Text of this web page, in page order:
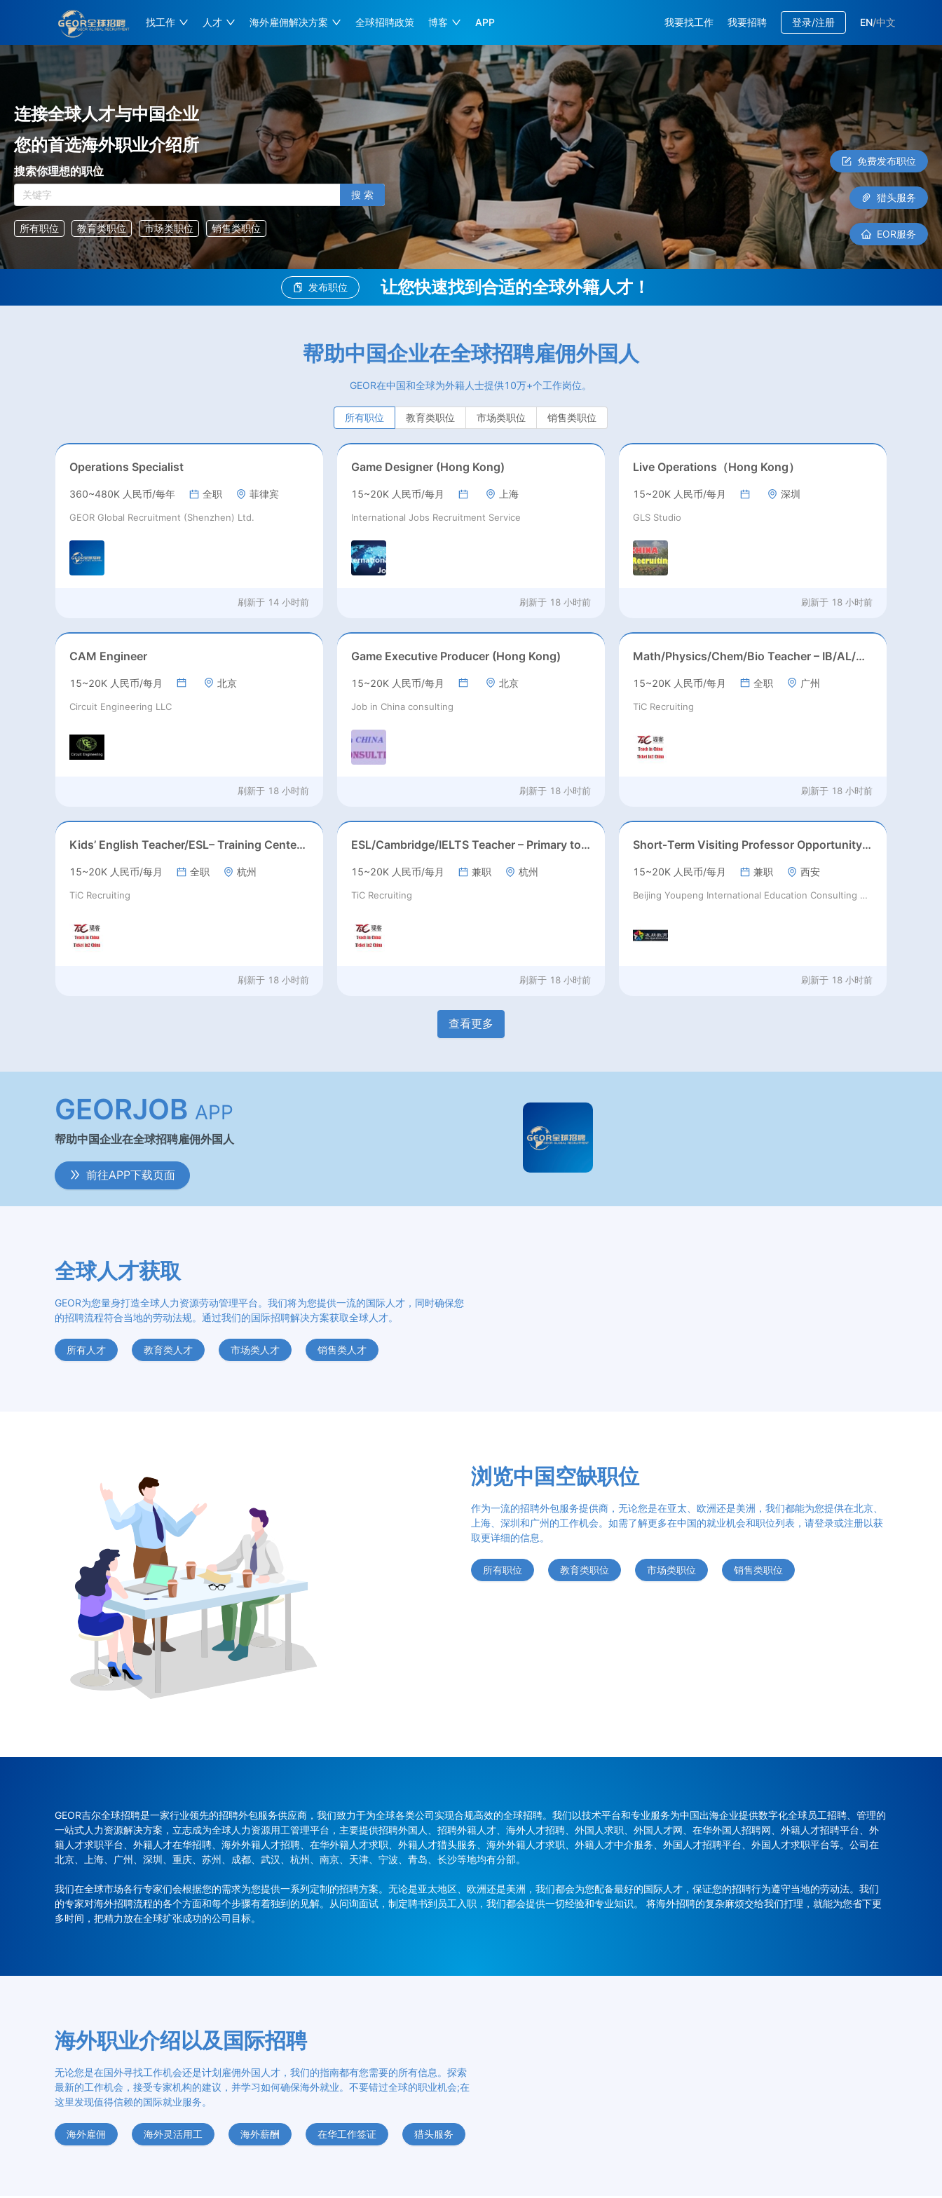
找工作 人才 海外雇佣解决方案 全球招聘政策 博客 APP 我要找工作 我要招聘 登录/注册 EN/中文
连接全球人才与中国企业
您的首选海外职业介绍所
搜索你理想的职位
搜 索
所有职位 教育类职位 市场类职位 销售类职位
免费发布职位
猎头服务
EOR服务
发布职位 让您快速找到合适的全球外籍人才！
帮助中国企业在全球招聘雇佣外国人
GEOR在中国和全球为外籍人士提供10万+个工作岗位。
所有职位 教育类职位 市场类职位 销售类职位
Operations Specialist
360~480K 人民币/每年 全职 菲律宾
GEOR Global Recruitment (Shenzhen) Ltd.
刷新于 14 小时前
Game Designer (Hong Kong)
15~20K 人民币/每月 上海
International Jobs Recruitment Service
刷新于 18 小时前
Live Operations（Hong Kong）
15~20K 人民币/每月 深圳
GLS Studio
刷新于 18 小时前
CAM Engineer
15~20K 人民币/每月 北京
Circuit Engineering LLC
刷新于 18 小时前
Game Executive Producer (Hong Kong)
15~20K 人民币/每月 北京
Job in China consulting
刷新于 18 小时前
Math/Physics/Chem/Bio Teacher – IB/AL/AP, Secondary
15~20K 人民币/每月 全职 广州
TiC Recruiting
刷新于 18 小时前
Kids’ English Teacher/ESL– Training Center, Ages 3-12
15~20K 人民币/每月 全职 杭州
TiC Recruiting
刷新于 18 小时前
ESL/Cambridge/IELTS Teacher – Primary to Secondary
15~20K 人民币/每月 兼职 杭州
TiC Recruiting
刷新于 18 小时前
Short‑Term Visiting Professor Opportunity (Autumn 2026)
15~20K 人民币/每月 兼职 西安
Beijing Youpeng International Education Consulting Co., Ltd
刷新于 18 小时前
查看更多
GEORJOB APP
帮助中国企业在全球招聘雇佣外国人
前往APP下载页面
全球人才获取
GEOR为您量身打造全球人力资源劳动管理平台。我们将为您提供一流的国际人才，同时确保您
的招聘流程符合当地的劳动法规。通过我们的国际招聘解决方案获取全球人才。
所有人才 教育类人才 市场类人才 销售类人才
浏览中国空缺职位
作为一流的招聘外包服务提供商，无论您是在亚太、欧洲还是美洲，我们都能为您提供在北京、
上海、深圳和广州的工作机会。如需了解更多在中国的就业机会和职位列表，请登录或注册以获
取更详细的信息。
所有职位 教育类职位 市场类职位 销售类职位
GEOR吉尔全球招聘是一家行业领先的招聘外包服务供应商，我们致力于为全球各类公司实现合规高效的全球招聘。我们以技术平台和专业服务为中国出海企业提供数字化全球员工招聘、管理的
一站式人力资源解决方案，立志成为全球人力资源用工管理平台，主要提供招聘外国人、招聘外籍人才、海外人才招聘、外国人求职、外国人才网、在华外国人招聘网、外籍人才招聘平台、外
籍人才求职平台、外籍人才在华招聘、海外外籍人才招聘、在华外籍人才求职、外籍人才猎头服务、海外外籍人才求职、外籍人才中介服务、外国人才招聘平台、外国人才求职平台等。公司在
北京、上海、广州、深圳、重庆、苏州、成都、武汉、杭州、南京、天津、宁波、青岛、长沙等地均有分部。
我们在全球市场各行专家们会根据您的需求为您提供一系列定制的招聘方案。无论是亚太地区、欧洲还是美洲，我们都会为您配备最好的国际人才，保证您的招聘行为遵守当地的劳动法。我们
的专家对海外招聘流程的各个方面和每个步骤有着独到的见解。从问询面试，制定聘书到员工入职，我们都会提供一切经验和专业知识。 将海外招聘的复杂麻烦交给我们打理，就能为您省下更
多时间，把精力放在全球扩张成功的公司目标。
海外职业介绍以及国际招聘
无论您是在国外寻找工作机会还是计划雇佣外国人才，我们的指南都有您需要的所有信息。探索
最新的工作机会，接受专家机构的建议，并学习如何确保海外就业。不要错过全球的职业机会;在
这里发现值得信赖的国际就业服务。
海外雇佣 海外灵活用工 海外薪酬 在华工作签证 猎头服务